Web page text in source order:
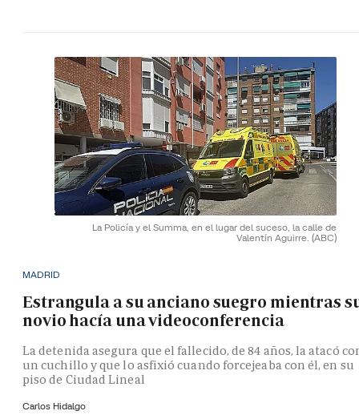
La Policía y el Summa, en el lugar del suceso, la calle de
Valentín Aguirre. (ABC)
MADRID
Estrangula a su anciano suegro mientras
novio hacía una videoconferencia
La detenida asegura que el fallecido, de 84 años, la atacó
un cuchillo y que lo asfixió cuando forcejeaba con él, en su
piso de Ciudad Lineal
Carlos Hidalgo